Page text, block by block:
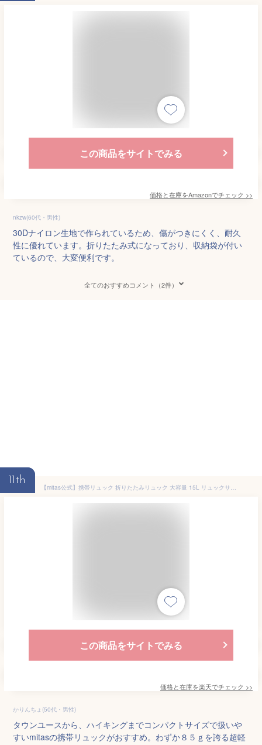
この商品をサイトでみる
価格と在庫をAmazonでチェック >>
nkzw(60代・男性)
30Dナイロン生地で作られているため、傷がつきにくく、耐久
性に優れています。折りたたみ式になっており、収納袋が付い
ているので、大変便利です。
全てのおすすめコメント（2件）
11th
【mitas公式】携帯リュック 折りたたみリュック 大容量 15L リュックサック コンパクト 収納 撥水加工 生活防水 防水 便利グッズ サブバッグ バックパック トラベル 旅行 アウトドア 通勤 通学 買い物 男女兼用 メンズ レディース ハイキング TN-RUCK
この商品をサイトでみる
価格と在庫を楽天でチェック >>
かりんちょ(50代・男性)
タウンユースから、ハイキングまでコンパクトサイズで扱いや
すいmitasの携帯リュックがおすすめ。わずか８５ｇを誇る超軽